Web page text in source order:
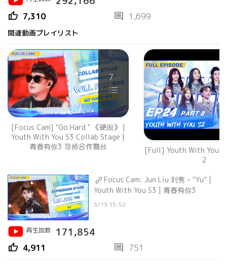
thumb_up 7,310 comment 1,699
関連動画プレイリスト
7
[Focus Cam] "Go Hard " 《硬闹》 |
Youth With You S3 Collab Stage |
青春有你3 导师合作舞台
[Full] Youth With You
2
Focus Cam: Jun Liu 刘隽 – “Yu” |
Youth With You S3 | 青春有你3
3/13 15:52
再生回数 171,854
thumb_up 4,911 comment 751